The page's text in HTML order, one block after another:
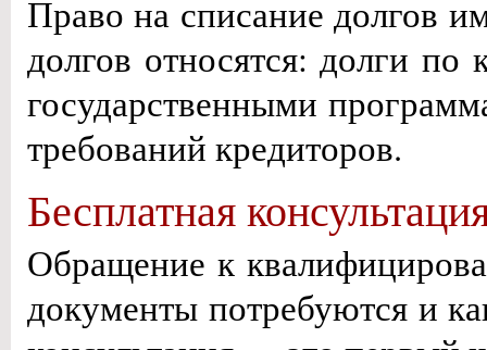
Право на списание долгов
долгов относятся: долги
государственными
требований кредиторов.
Бесплатная
Обращение к
документы потребуются и